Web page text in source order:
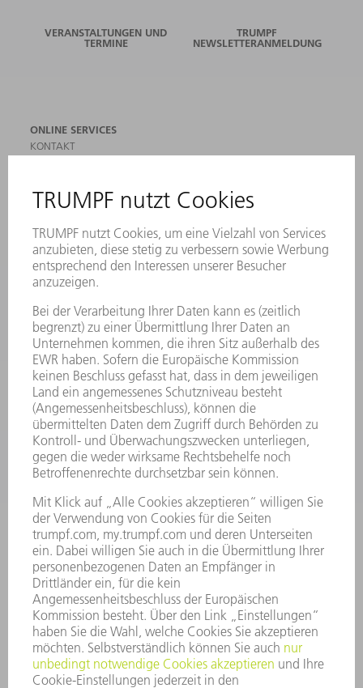
VERANSTALTUNGEN UND
TERMINE
TRUMPF
NEWSLETTERANMELDUNG
ONLINE SERVICES
KONTAKT
VERANSTALTUNGEN UND TERMINE
NEWSLETTER-ANMELDUNG
MYTRUMPF
SICHERHEITSDATENBLÄTTER
PRODUKTE
MASCHINEN & SYSTEME
LEISTUNGSELEKTRONIK
ELEKTROWERKZEUGE
SMART FACTORY
SOFTWARE
SERVICES
ANWENDUNGEN
BRANCHEN
UNTERNEHMEN
KARRIERE
STELLENANGEBOTE
UNTERNEHMENSPROFIL
GESCHÄFTSBERICHT
UNTERNEHMENSGRUNDSÄTZE
COMPLIANCE
HINWEISGEBERSYSTEM
SECURITY
PRESSEMITTEILUNGEN
MAGAZINE
LIEFERANTEN
NACHHALTIGKEIT
UMWELT & KLIMA
SOZIALES & GESELLSCHAFT
UNTERNEHMENSFÜHRUNG